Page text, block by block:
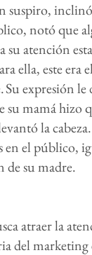
notó que
su atención
ella, este
Su expresión
mamá hizo
la
en el público,
de su madre.
atraer la
del